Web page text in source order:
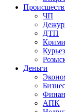
ЧП
ДТП
Деньги
Бизнес
АПК